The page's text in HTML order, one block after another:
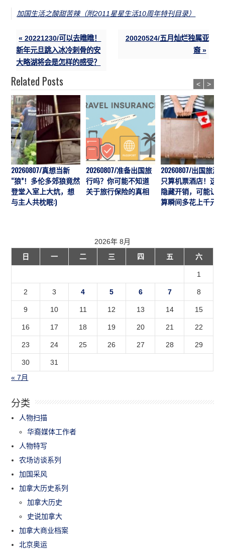
加国生活之酸甜苦辣（附2011星星生活10周年特刊目录）
« 20221230/可以去瞧瞧！
新年元旦跳入冰冷刺骨的安
大略湖将会是怎样的感受？
20020524/五月灿烂独属亚
裔 »
Related Posts
20260807/真想当新
“狼”！多伦多郊狼竟然
登堂入室上大炕，想
与主人共枕眠:)
20260807/准备出国旅
行吗？你可能不知道
关于旅行保险的真相
20260807/出国旅游
只算机票酒店！这7
隐藏开销，可能让预
算瞬间多花上千元
< >
2026年 8月
日
一 二 三 四 五 六
1
2 3 4 5 6 7 8
9 10 11 12 13 14 15
16 17 18 19 20 21 22
23 24 25 26 27 28 29
30
31
« 7月
分类
人物扫描
华裔媒体工作者
人物特写
农场访谈系列
加国采风
加拿大历史系列
加拿大历史
史说加拿大
加拿大商业档案
北京奥运